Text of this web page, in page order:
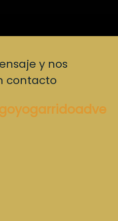
y nos
contacto